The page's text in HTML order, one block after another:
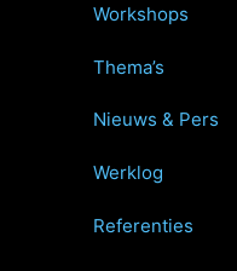
Workshops
Thema’s
Nieuws & Pers
Werklog
Referenties